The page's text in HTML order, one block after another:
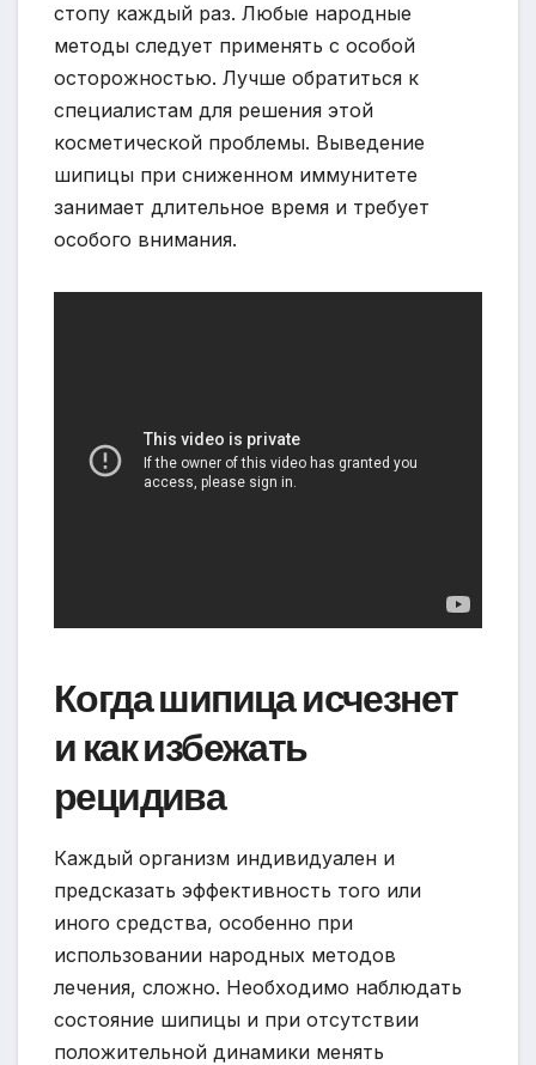
стопу каждый раз. Любые народные
методы следует применять с особой
осторожностью. Лучше обратиться к
специалистам для решения этой
косметической проблемы. Выведение
шипицы при сниженном иммунитете
занимает длительное время и требует
особого внимания.
Когда шипица исчезнет
и как избежать
рецидива
Каждый организм индивидуален и
предсказать эффективность того или
иного средства, особенно при
использовании народных методов
лечения, сложно. Необходимо наблюдать
состояние шипицы и при отсутствии
положительной динамики менять